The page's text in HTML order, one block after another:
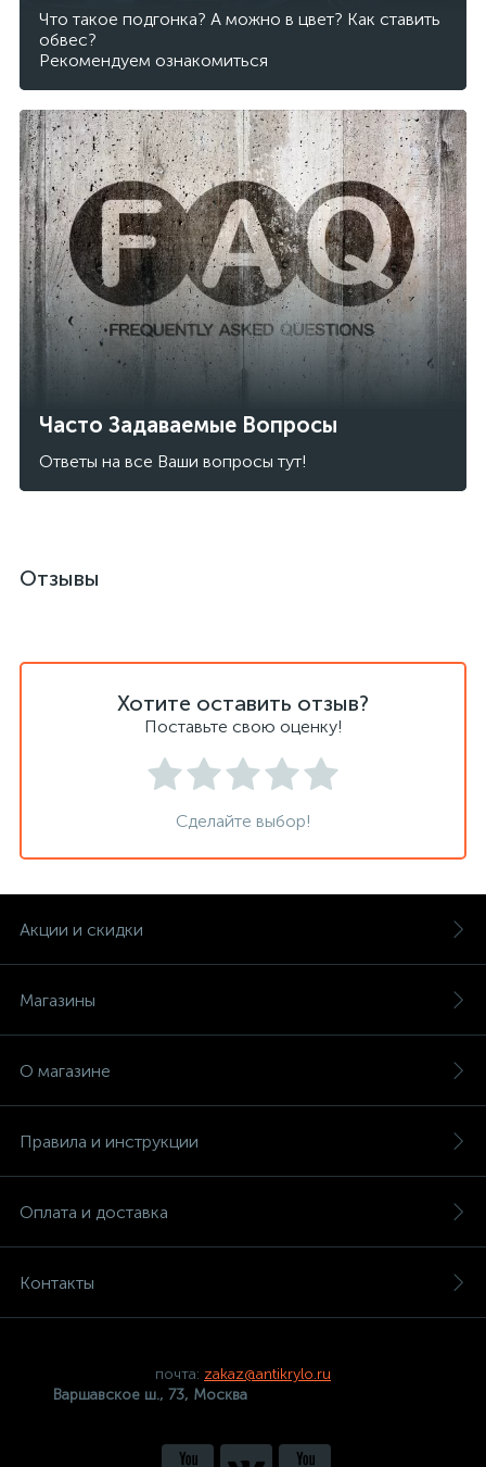
Что такое подгонка? А можно в цвет? Как ставить
обвес?
Рекомендуем ознакомиться
Часто Задаваемые Вопросы
Ответы на все Ваши вопросы тут!
Отзывы
Хотите оставить отзыв?
Поставьте свою оценку!
Сделайте выбор!
Акции и скидки
Магазины
О магазине
Правила и инструкции
Оплата и доставка
Контакты
почта: zakaz@antikrylo.ru
Варшавское ш., 73, Москва